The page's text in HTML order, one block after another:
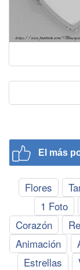
El más
Flores
1 Foto
Corazón
Animación
Estrellas